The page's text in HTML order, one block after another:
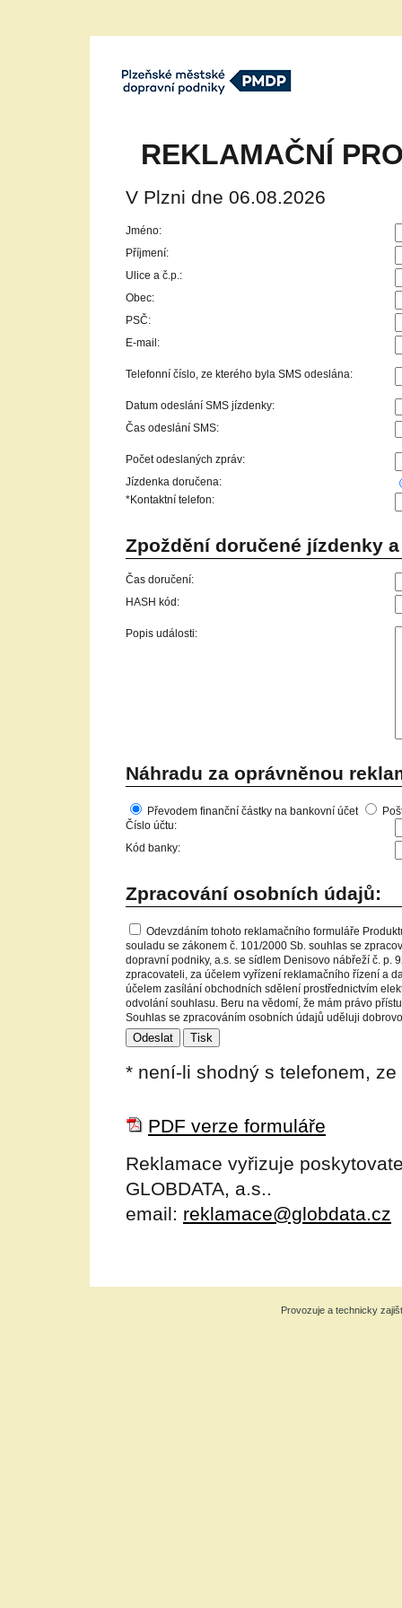
a.s.
REKLAMAČNÍ
V Plzni dne 06.08.2026
Jméno:
Příjmení:
Ulice a č.p.:
Obec:
PSČ:
E-mail:
Telefonní číslo, ze kterého byla SMS odeslána:
Datum odeslání SMS jízdenky:
Čas odeslání SMS:
Počet odeslaných zpráv:
Jízdenka doručena:
*Kontaktní telefon:
Zpoždění doručené jízdenky
Čas doručení:
HASH kód:
Popis události:
Náhradu za oprávněnou
Převodem finanční částky na bankovní účet
Číslo účtu:
Kód banky:
Zpracování osobních údajů:
Odevzdáním tohoto reklamačního formuláře
souladu se zákonem č. 101/2000 Sb. souhlas se
dopravní podniky, a.s. se sídlem Denisovo nábřeží č. p.
zpracovateli, za účelem vyřízení reklamačního řízení a
účelem zasílání obchodních sdělení prostřednictvím
odvolání souhlasu. Beru na vědomí, že mám právo
Souhlas se zpracováním osobních údajů uděluji
* není-li shodný s telefonem,
PDF verze formuláře
Reklamace vyřizuje
GLOBDATA, a.s..
email: reklamace@globdata.cz
Provozuje a technicky